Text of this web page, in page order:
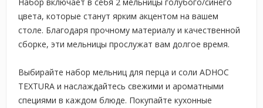
цвета, которые станут ярким акцентом на вашем
столе. Благодаря прочному материалу и качественной
сборке, эти мельницы прослужат вам долгое время.
Выбирайте набор мельниц для перца и соли ADHOC
TEXTURA и наслаждайтесь свежими и ароматными
специями в каждом блюде. Покупайте кухонные